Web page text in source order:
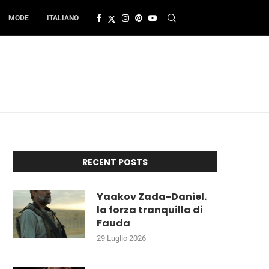
MODE ITALIANO
RECENT POSTS
Yaakov Zada-Daniel.
la forza tranquilla di
Fauda
29 Luglio 2026